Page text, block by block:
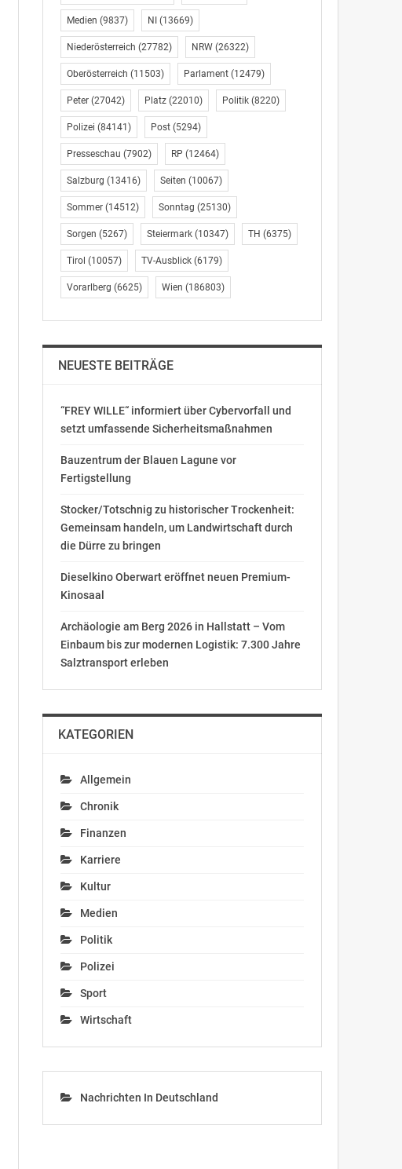
Medien (9837) NI (13669)
Niederösterreich (27782) NRW(26322)
Oberösterreich (11503) Parlament(12479)
Peter(27042) Platz(22010) Politik(8220)
Polizei (84141) Post(5294)
Presseschau (7902) RP (12464)
Salzburg (13416) Seiten (10067)
Sommer(14512) Sonntag (25130)
Sorgen (5267) Steiermark(10347) TH (6375)
Tirol (10057) TV-Ausblick(6179)
Vorarlberg (6625) Wien (186803)
NEUESTE BEITRÄGE
“FREY WILLE“ informiert über Cybervorfall und
setzt umfassende Sicherheitsmaßnahmen
Bauzentrum der Blauen Lagune vor
Fertigstellung
Stocker/Totschnig zu historischer Trockenheit:
Gemeinsam handeln, um Landwirtschaft durch
die Dürre zu bringen
Dieselkino Oberwart eröffnet neuen Premium-
Kinosaal
Archäologie am Berg 2026 in Hallstatt – Vom
Einbaum bis zur modernen Logistik: 7.300 Jahre
Salztransport erleben
KATEGORIEN
Allgemein
Chronik
Finanzen
Karriere
Kultur
Medien
Politik
Polizei
Sport
Wirtschaft
Nachrichten In Deutschland